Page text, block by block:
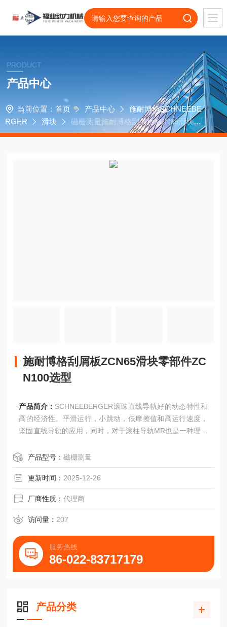
PRODUCT
产品中心
当前位置： 首页 产品中心
施耐博格SCHNEEBE
RGER
滑块
磁栅测量施耐博格刮屑板ZCN65滑块零
部件ZCN100选型
施耐博格刮屑板ZCN65滑块零部件ZC
N100选型
产品简介： SCHNEEBERGER滚珠直线导轨好的动态特性和
高的经济性。平滑运行，小跳动，低摩擦值和高运行速度，
坚固直线导轨的应用，同时，对于滚柱导轨MR也是一种理想
施耐博格刮屑板ZCN65滑块零部件ZCN100选型
产品型号：磁栅测量
更新时间： 2025-12-26
厂商性质：代理商
访问量： 207
服务热线
86-022-83717179
产品分类